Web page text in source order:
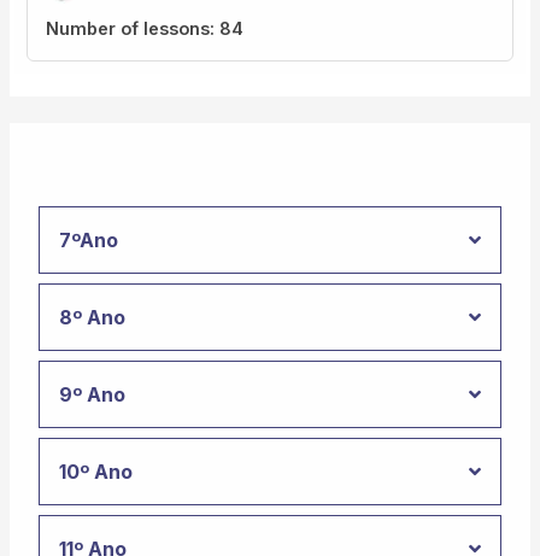
7ºAno
8º Ano
9º Ano
10º Ano
11º Ano
Number of lessons: 84